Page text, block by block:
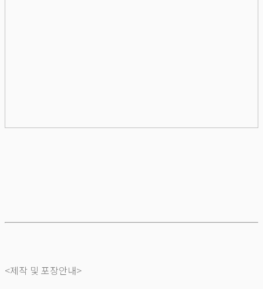
<제작 및 포장안내>